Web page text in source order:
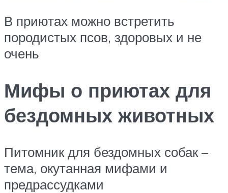
В приютах можно встретить
породистых псов, здоровых и не
очень
Мифы о приютах для
бездомных животных
Питомник для бездомных собак –
тема, окутанная мифами и
предрассудками